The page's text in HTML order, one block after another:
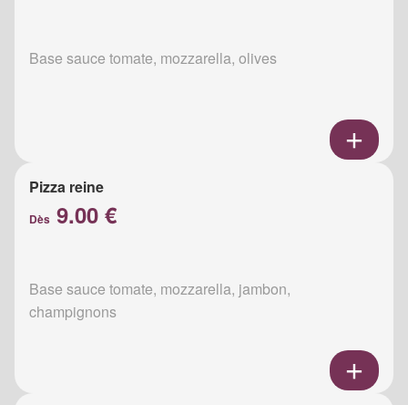
Base sauce tomate, mozzarella, olives
Pizza reine
Dès 9.00 €
Base sauce tomate, mozzarella, jambon,
champignons